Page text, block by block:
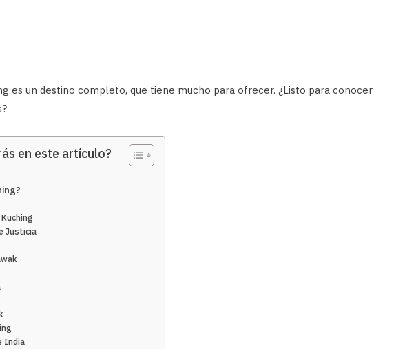
es un destino completo, que tiene mucho para ofrecer. ¿Listo para conocer
en este artículo?
Justicia
India